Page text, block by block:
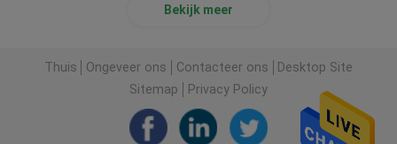
Bekijk meer
Thuis Ongeveer ons Contacteer ons
Desktop Site
Sitemap
Privacy Policy